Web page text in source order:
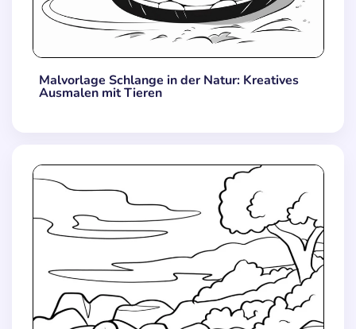
Malvorlage Schlange in der Natur: Kreatives
Ausmalen mit Tieren